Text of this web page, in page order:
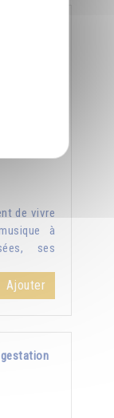
de vivre
à
ses
Ajouter
gestation